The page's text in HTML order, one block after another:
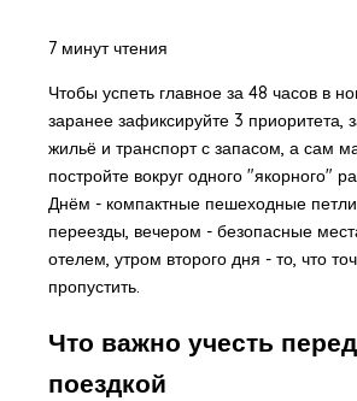
7 минут чтения
Чтобы успеть главное за 48 часов в
заранее зафиксируйте 3 приоритета,
жильё и транспорт с запасом, а сам
постройте вокруг одного "якорного"
Днём - компактные пешеходные петли
переезды, вечером - безопасные
отелем, утром второго дня - то, что
пропустить.
Что важно учесть
поездкой